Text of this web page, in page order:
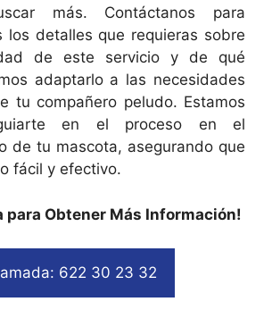
más. Contáctanos para
los detalles que requieras sobre
de este servicio y de qué
adaptarlo a las necesidades
tu compañero peludo. Estamos
en el proceso en el
de tu mascota, asegurando que
fácil y efectivo.
para Obtener Más Información!
622 30 23 32